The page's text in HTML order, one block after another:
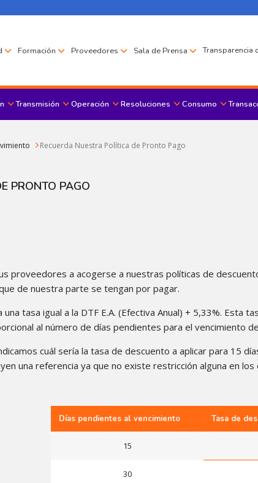
Formación Proveedores Sala de Prensa Transparencia
Menu
Transmisión Operación Resoluciones Consumo
Recuerda Nuestra Política de Pronto Pago
PRONTO PAGO
proveedores a acogerse a nuestras políticas de
de nuestra parte se tengan por pagar.
tasa igual a la DTF E.A. (Efectiva Anual) + 5,33%.
al número de días pendientes para el vencimiento
cuál sería la tasa de descuento a aplicar para 15
una referencia ya que no existe restricción alguna en los
Días pendientes al vencimiento Tasa de
15
30